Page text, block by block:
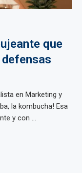
que
en Marketing y
la kombucha! Esa
y con ...